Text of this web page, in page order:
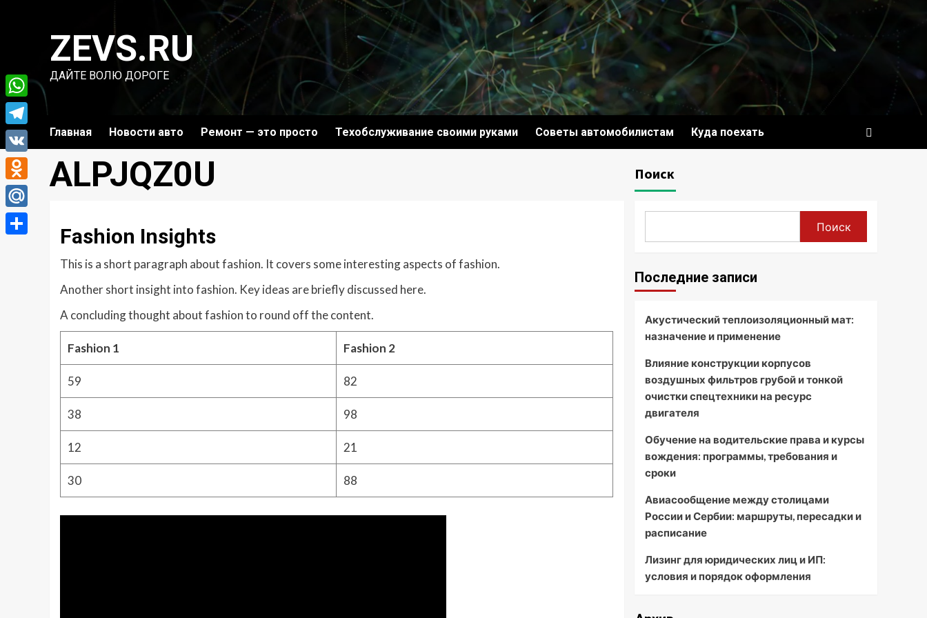
содержимомуZEVS.RU
ДАЙТЕ ВОЛЮ ДОРОГЕ
Главная Новости авто Ремонт — это просто Техобслуживание своими руками Советы автомобилистам Куда поехать
ALPJQZ0U
Fashion Insights
This is a short paragraph about fashion. It covers some interesting aspects of fashion.
Another short insight into fashion. Key ideas are briefly discussed here.
A concluding thought about fashion to round off the content.
Fashion 1 Fashion 2
59 82
38 98
12 21
30 88
Поиск
Поиск
Последние записи
Акустический теплоизоляционный мат:
назначение и применение
Влияние конструкции корпусов
воздушных фильтров грубой и тонкой
очистки спецтехники на ресурс
двигателя
Обучение на водительские права и курсы
вождения: программы, требования и
сроки
Авиасообщение между столицами
России и Сербии: маршруты, пересадки и
расписание
Лизинг для юридических лиц и ИП:
условия и порядок оформления
WhatsApp
Telegram
VK
Odnoklassniki
Mail.Ru
Отправить